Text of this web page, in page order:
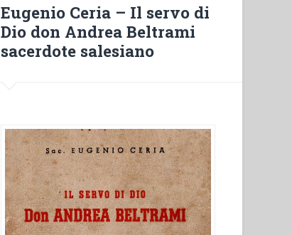
Eugenio Ceria – Il servo di
Dio don Andrea Beltrami
sacerdote salesiano